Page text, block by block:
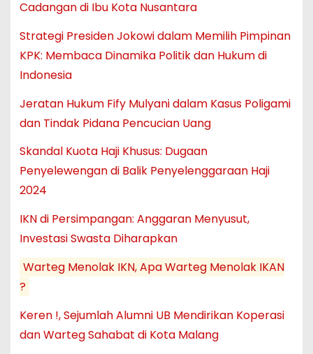
Cadangan di Ibu Kota Nusantara
Strategi Presiden Jokowi dalam Memilih Pimpinan
KPK: Membaca Dinamika Politik dan Hukum di
Indonesia
Jeratan Hukum Fify Mulyani dalam Kasus Poligami
dan Tindak Pidana Pencucian Uang
Skandal Kuota Haji Khusus: Dugaan
Penyelewengan di Balik Penyelenggaraan Haji
2024
IKN di Persimpangan: Anggaran Menyusut,
Investasi Swasta Diharapkan
Warteg Menolak IKN, Apa Warteg Menolak IKAN
?
Keren !, Sejumlah Alumni UB Mendirikan Koperasi
dan Warteg Sahabat di Kota Malang